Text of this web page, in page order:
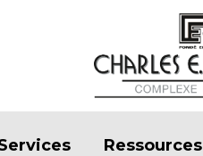
Ressources